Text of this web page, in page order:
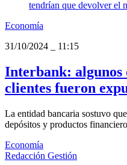
Economía
31/10/2024
11:15
Interbank: algunos
clientes fueron
La entidad bancaria sostuvo
depósitos y productos
Economía
Redacción Gestión